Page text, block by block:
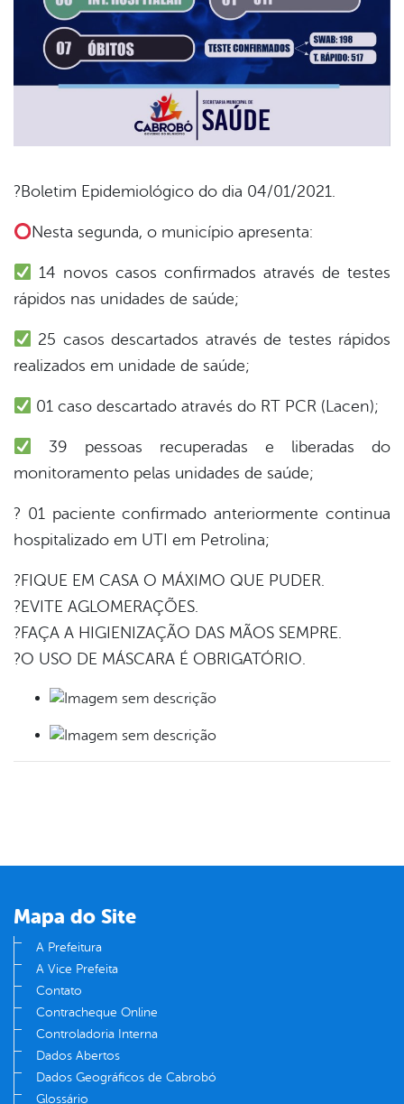
?Boletim Epidemiológico do dia 04/01/2021.
Nesta segunda, o município apresenta:
14 novos casos confirmados através de testes
rápidos nas unidades de saúde;
25 casos descartados através de testes rápidos
realizados em unidade de saúde;
01 caso descartado através do RT PCR (Lacen);
39 pessoas recuperadas e liberadas do
monitoramento pelas unidades de saúde;
? 01 paciente confirmado anteriormente continua
hospitalizado em UTI em Petrolina;
?FIQUE EM CASA O MÁXIMO QUE PUDER.
?EVITE AGLOMERAÇÕES.
?FAÇA A HIGIENIZAÇÃO DAS MÃOS SEMPRE.
?O USO DE MÁSCARA É OBRIGATÓRIO.
Mapa do Site
A Prefeitura
A Vice Prefeita
Contato
Contracheque Online
Controladoria Interna
Dados Abertos
Dados Geográficos de Cabrobó
Glossário